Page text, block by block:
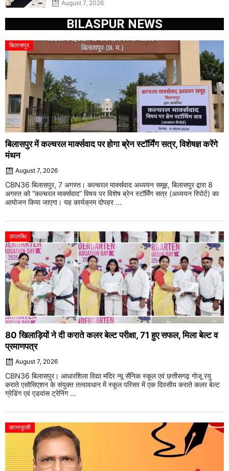
August 7, 2026
BILASPUR NEWS
बिलासपुर
बिलासपुर में कल्चरल मार्क्सवाद पर होगा ब्रेन स्टॉर्मिंग सत्र, विशेषज्ञ करेंगे
मंथन
August 7, 2026
CBN36 बिलासपुर, 7 अगस्त। कल्चरल मार्क्सवाद अध्ययन समूह, बिलासपुर द्वारा 8
अगस्त को “कल्चरल मार्क्सवाद” विषय पर विशेष ब्रेन स्टॉर्मिंग सत्र (अध्ययन रिपोर्ट) का
आयोजन किया जाएगा। यह कार्यक्रम दोपहर ...
उपलब्धि
80 खिलाड़ियों ने दी कराते कलर बेल्ट परीक्षा, 71 हुए सफल, मिला बेल्ट व
प्रमाणपत्र
August 7, 2026
CBN36 बिलासपुर। आधारशिला विद्या मंदिर न्यू सैनिक स्कूल एवं छत्तीसगढ़ गोजू रयु
कराते एसोसिएशन के संयुक्त तत्वावधान में स्कूल परिसर में एक दिवसीय कराते कलर बेल्ट
ग्रेडिंग एवं एडवांस ट्रेनिंग ...
कानाफूसी